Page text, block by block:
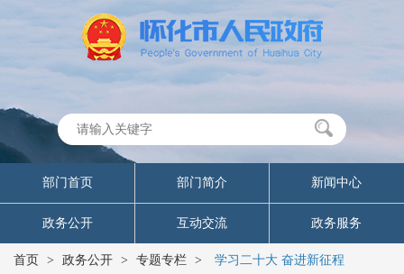
部门首页 部门简介 新闻中心
政务公开 互动交流 政务服务
首页 > 政务公开 > 专题专栏 > 学习二十大 奋进新征程